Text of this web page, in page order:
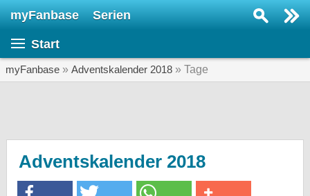
myFanbase Serien
Start
myFanbase » Adventskalender 2018 » Tage
Adventskalender 2018
SERIEN
Veranstaltungen